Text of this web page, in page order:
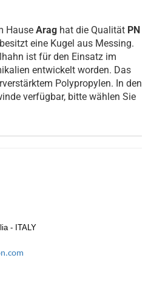
Hause Arag hat die Qualität PN
eine Kugel aus Messing.
ist für den Einsatz im
entwickelt worden. Das
Polypropylen. In den
verfügbar, bitte wählen Sie
- ITALY